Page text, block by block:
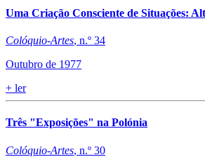
Uma Criação Consciente de Situações:
Colóquio-Artes, n.º 34
Outubro de 1977
+ ler
Três "Exposições" na Polónia
Colóquio-Artes, n.º 30